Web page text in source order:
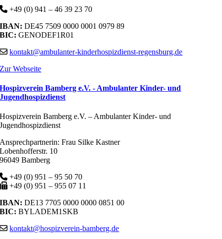
+49 (0) 941 – 46 39 23 70
IBAN:DE45 7509 0000 0001 0979 89
BIC:GENODEF1R01
kontakt@ambulanter-kinderhospizdienst-regensburg.de
Zur Webseite
Hospizverein Bamberg e.V. - Ambulanter Kinder- und
Jugendhospizdienst
Hospizverein Bamberg e.V. – Ambulanter Kinder- und
Jugendhospizdienst
Ansprechpartnerin: Frau Silke Kastner
Lobenhofferstr. 10
96049 Bamberg
+49 (0) 951 – 95 50 70
+49 (0) 951 – 955 07 11
IBAN:DE13 7705 0000 0000 0851 00
BIC:BYLADEM1SKB
kontakt@hospizverein-bamberg.de